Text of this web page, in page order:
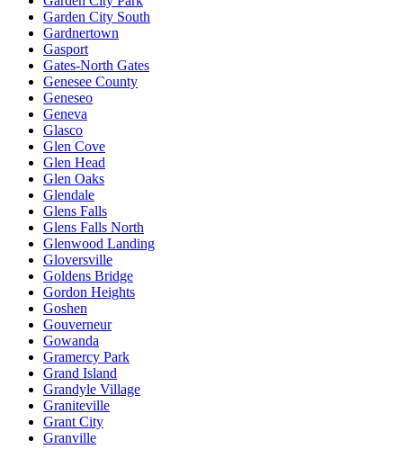
Garden City South
Gardnertown
Gasport
Gates-North Gates
Genesee County
Geneseo
Geneva
Glasco
Glen Cove
Glen Head
Glen Oaks
Glendale
Glens Falls
Glens Falls North
Glenwood Landing
Gloversville
Goldens Bridge
Gordon Heights
Goshen
Gouverneur
Gowanda
Gramercy Park
Grand Island
Grandyle Village
Graniteville
Grant City
Granville